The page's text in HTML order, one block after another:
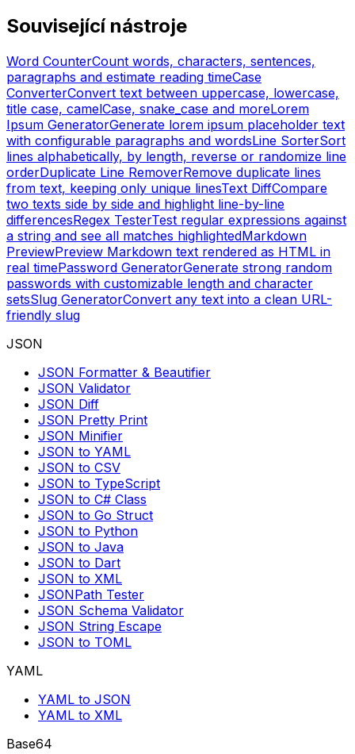
Související nástroje
Word CounterCount words, characters, sentences,
paragraphs and estimate reading timeCase
ConverterConvert text between uppercase, lowercase,
title case, camelCase, snake_case and moreLorem
Ipsum GeneratorGenerate lorem ipsum placeholder text
with configurable paragraphs and wordsLine SorterSort
lines alphabetically, by length, reverse or randomize line
orderDuplicate Line RemoverRemove duplicate lines
from text, keeping only unique linesText DiffCompare
two texts side by side and highlight line-by-line
differencesRegex TesterTest regular expressions against
a string and see all matches highlightedMarkdown
PreviewPreview Markdown text rendered as HTML in
real timePassword GeneratorGenerate strong random
passwords with customizable length and character
setsSlug GeneratorConvert any text into a clean URL-
friendly slug
JSON
JSON Formatter & Beautifier
JSON Validator
JSON Diff
JSON Pretty Print
JSON Minifier
JSON to YAML
JSON to CSV
JSON to TypeScript
JSON to C# Class
JSON to Go Struct
JSON to Python
JSON to Java
JSON to Dart
JSON to XML
JSONPath Tester
JSON Schema Validator
JSON String Escape
JSON to TOML
YAML
YAML to JSON
YAML to XML
Base64